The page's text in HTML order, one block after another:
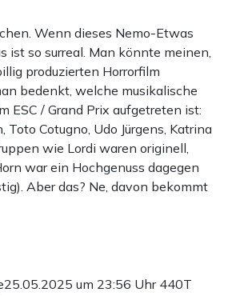
Wenn dieses Nemo-Etwas
ist so surreal. Man könnte meinen,
produzierten Horrorfilm
bedenkt, welche musikalische
ESC / Grand Prix aufgetreten ist:
Toto Cotugno, Udo Jürgens, Katrina
wie Lordi waren originell,
war ein Hochgenuss dagegen
Aber das? Ne, davon bekommt
25.05.2025 um 23:56 Uhr 440T